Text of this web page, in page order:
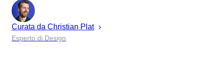
Curata da Christian Plat
Esperto di Design